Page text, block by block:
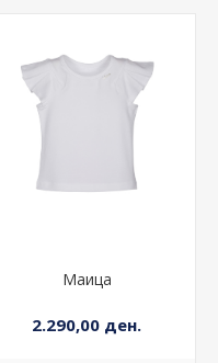
Маица
2.290,00 ден.